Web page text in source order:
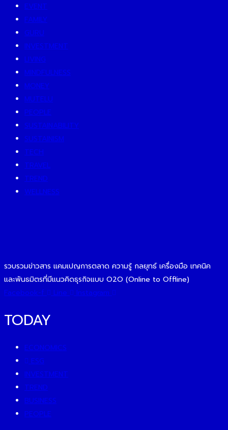
EVENT
FAMILY
GURU
INVESTMENT
LIVING
MINDFULNESS
MONEY
MUTELU
PEOPLE
SUSTAINABILITY
SUSTAINISM
TECH
TRAVEL
TREND
WELLNESS
รวบรวมข่าวสาร แคมเปญการตลาด ความรู้ กลยุทธ์ เครื่องมือ เทคนิค
และพันธมิตรที่มีแนวคิดธุรกิจแบบ O2O (Online to Offline)
Facebook-f
Line Instagram
TODAY
ECONOMICS
ESG
INVESTMENT
TREND
BUSINESS
PEOPLE